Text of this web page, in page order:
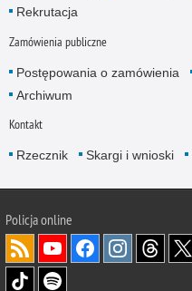
Rekrutacja
Zamówienia publiczne
Postępowania o zamówienia
Archiwum
Kontakt
Rzecznik Skargi i wnioski
Policjaonline